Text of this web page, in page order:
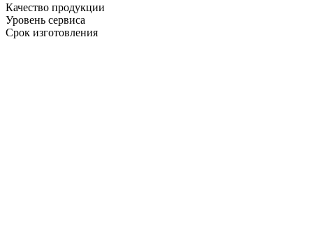
Качество продукции
Уровень сервиса
Срок изготовления